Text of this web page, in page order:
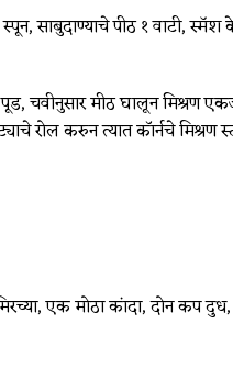
साबुदाण्याचे पीठ १ वाटी, स्मॅश
चवीनुसार मीठ घालून मिश्रण
रोल करुन त्यात कॉर्नचे
एक मोठा कांदा, दोन कप